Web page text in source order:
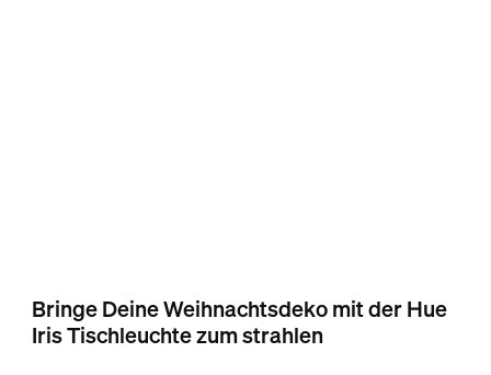
Bringe Deine Weihnachtsdeko mit der Hue
Iris Tischleuchte zum strahlen